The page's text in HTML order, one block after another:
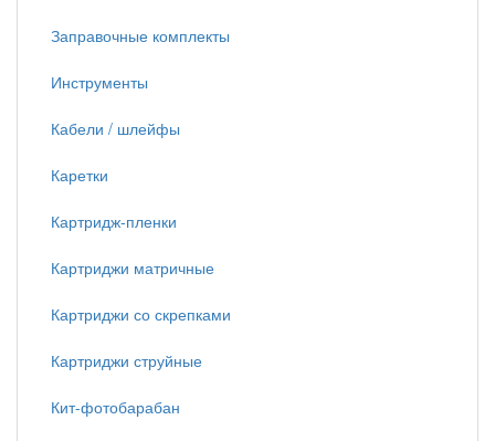
Заправочные комплекты
Инструменты
Кабели / шлейфы
Каретки
Картридж-пленки
Картриджи матричные
Картриджи со скрепками
Картриджи струйные
Кит-фотобарабан